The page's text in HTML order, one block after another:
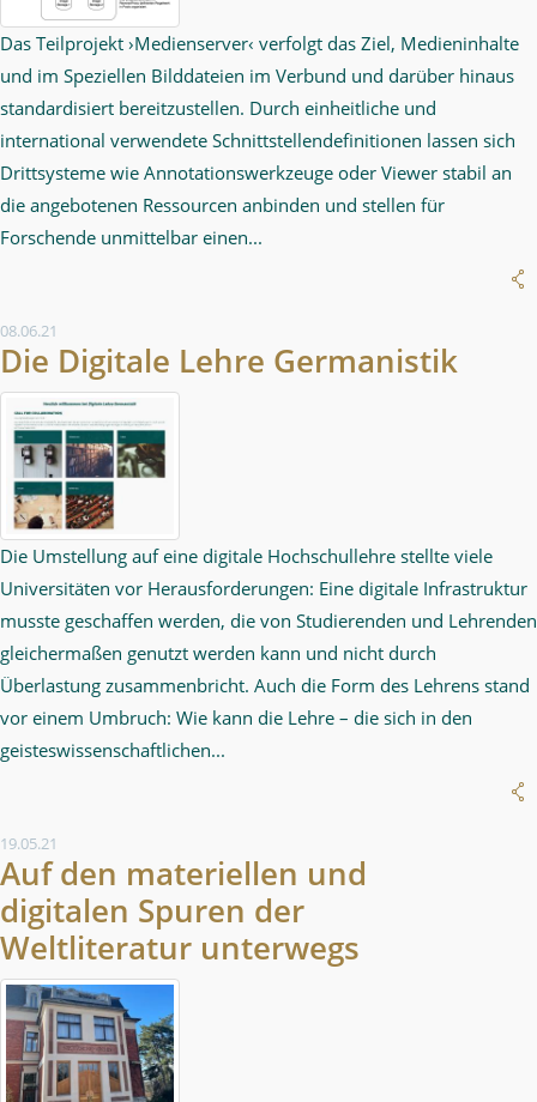
Das Teilprojekt ›Medienserver‹ verfolgt das Ziel, Medieninhalte
und im Speziellen Bilddateien im Verbund und darüber hinaus
standardisiert bereitzustellen. Durch einheitliche und
international verwendete Schnittstellendefinitionen lassen sich
Drittsysteme wie Annotationswerkzeuge oder Viewer stabil an
die angebotenen Ressourcen anbinden und stellen für
Forschende unmittelbar einen...
08.06.21
Die Digitale Lehre Germanistik
Die Umstellung auf eine digitale Hochschullehre stellte viele
Universitäten vor Herausforderungen: Eine digitale Infrastruktur
musste geschaffen werden, die von Studierenden und Lehrenden
gleichermaßen genutzt werden kann und nicht durch
Überlastung zusammenbricht. Auch die Form des Lehrens stand
vor einem Umbruch: Wie kann die Lehre – die sich in den
geisteswissenschaftlichen...
19.05.21
Auf den materiellen und
digitalen Spuren der
Weltliteratur unterwegs